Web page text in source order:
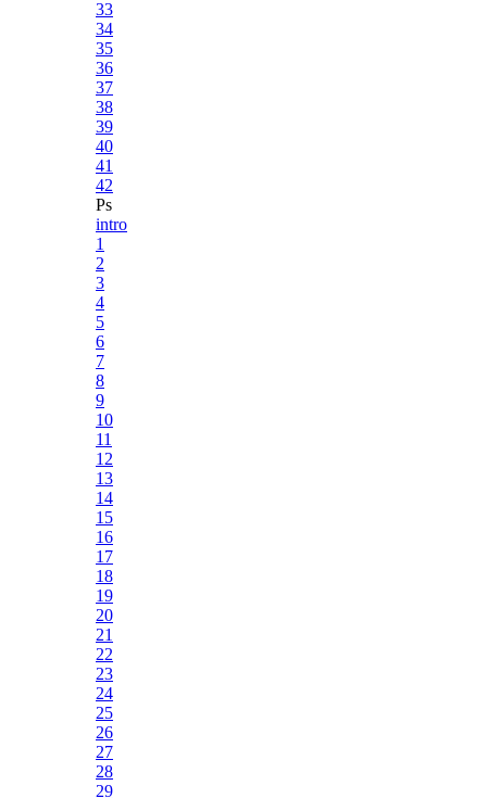
33
34
35
36
37
38
39
40
41
42
Ps
intro
1
2
3
4
5
6
7
8
9
10
11
12
13
14
15
16
17
18
19
20
21
22
23
24
25
26
27
28
29